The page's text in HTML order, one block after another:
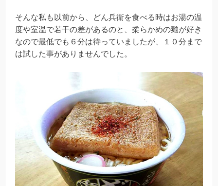
そんな私も以前から、どん兵衛を食べる時はお湯の温
度や室温で若干の差があるのと、柔らかめの麺が好き
なので最低でも６分は待っていましたが、１０分まで
は試した事がありませんでした。